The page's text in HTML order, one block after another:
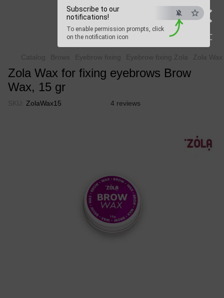
×
ESC
Subscribe to our
notifications!
To enable permission prompts, click
on the notification icon
Beauty Hunter
Fast delivery worldwide
Catalog Brows Eyebrow fixing Eyebrow fixing Zola Zola
Zola Wax for fixing eyebrows Brow
Wax, 15 gr
SKU: ZolaWax15 4 reviews